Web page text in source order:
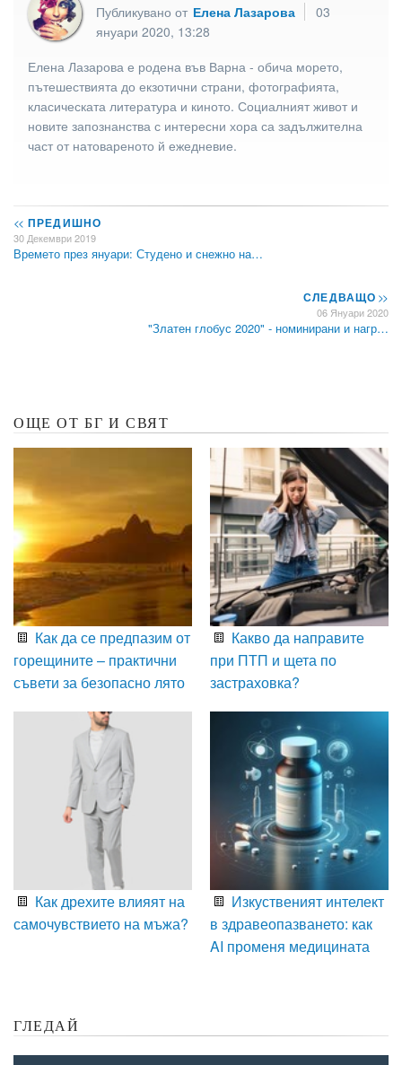
Публикувано от Елена Лазарова
03
януари 2020, 13:28
Елена Лазарова е родена във Варна - обича морето,
пътешествията до екзотични страни, фотографията,
класическата литература и киното. Социалният живот и
новите запознанства с интересни хора са задължителна
част от натовареното й ежедневие.
<< ПРЕДИШНО
30 Декември 2019
Времето през януари: Студено и снежно на…
СЛЕДВАЩО>>
06 Януари 2020
"Златен глобус 2020" - номинирани и нагр…
ОЩЕ ОТ БГ И СВЯТ
Как да се предпазим от
горещините – практични
съвети за безопасно лято
Какво да направите
при ПТП и щета по
застраховка?
Как дрехите влияят на
самочувствието на мъжа?
Изкуственият интелект
в здравеопазването: как
AI променя медицината
ГЛЕДАЙ